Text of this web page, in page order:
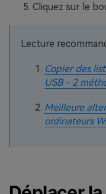
Cliquez sur le
Lecture
Copier des
USB - 2
Meilleure
ordinateurs